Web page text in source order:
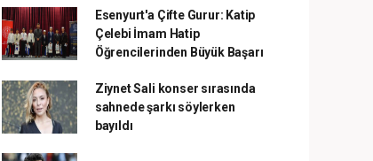
Esenyurt'a Çifte Gurur: Katip
Çelebi İmam Hatip
Öğrencilerinden Büyük Başarı
Ziynet Sali konser sırasında
sahnede şarkı söylerken
bayıldı